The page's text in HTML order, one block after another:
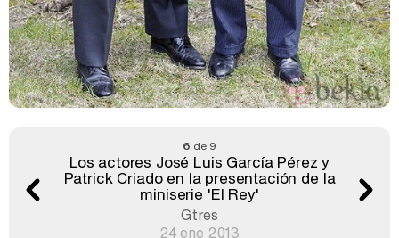
6 de 9
Los actores José Luis García Pérez y
Patrick Criado en la presentación de la
miniserie 'El Rey'
Gtres
24 ene 2013